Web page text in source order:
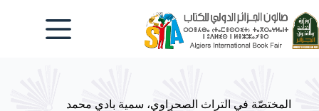
إلى
المحتوى
المختصّة في التراث الصحراوي، سمية بادي محمد